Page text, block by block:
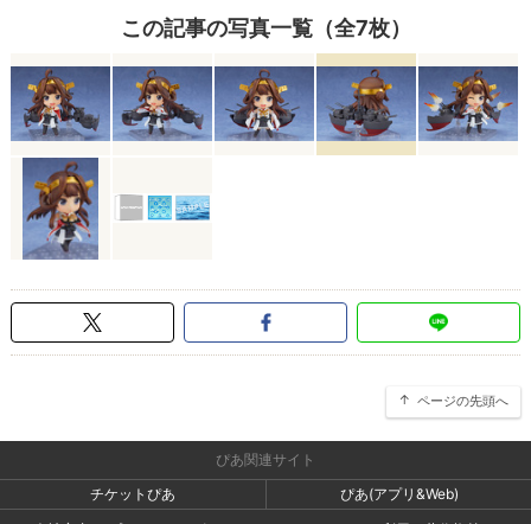
この記事の写真一覧（全7枚）
ページの先頭へ
ぴあ関連サイト
チケットぴあ
ぴあ(アプリ&Web)